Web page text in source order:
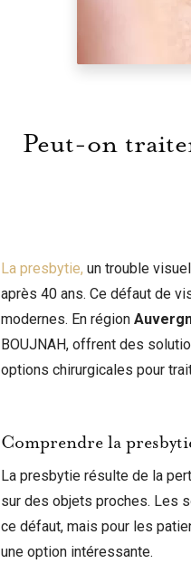
Peut-on
La presbytie, un trouble
après 40 ans. Ce défaut de
modernes. En région
BOUJNAH, offrent des
options chirurgicales pour
Comprendre la
La presbytie résulte de la
sur des objets proches. Les
ce défaut, mais pour les
une option intéressante.